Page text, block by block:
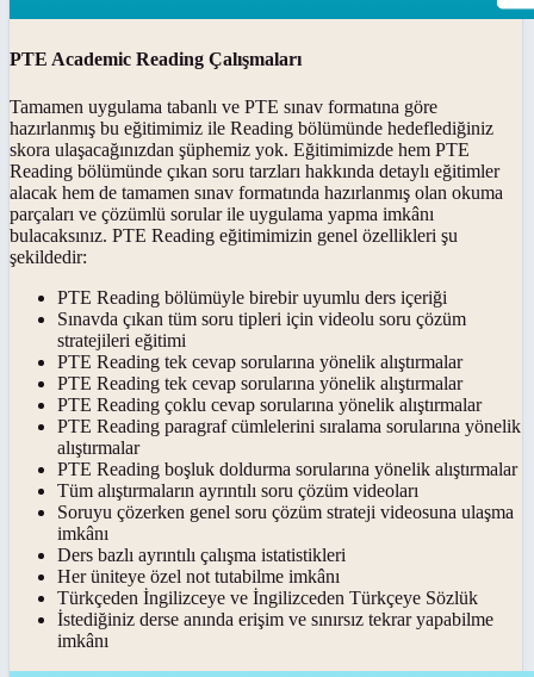
PTE Academic Reading Çalışmaları
Tamamen uygulama tabanlı ve PTE sınav formatına göre
hazırlanmış bu eğitimimiz ile Reading bölümünde hedeflediğiniz
skora ulaşacağınızdan şüphemiz yok. Eğitimimizde hem PTE
Reading bölümünde çıkan soru tarzları hakkında detaylı eğitimler
alacak hem de tamamen sınav formatında hazırlanmış olan okuma
parçaları ve çözümlü sorular ile uygulama yapma imkânı
bulacaksınız. PTE Reading eğitimimizin genel özellikleri şu
şekildedir:
PTE Reading bölümüyle birebir uyumlu ders içeriği
Sınavda çıkan tüm soru tipleri için videolu soru çözüm
stratejileri eğitimi
PTE Reading tek cevap sorularına yönelik alıştırmalar
PTE Reading tek cevap sorularına yönelik alıştırmalar
PTE Reading çoklu cevap sorularına yönelik alıştırmalar
PTE Reading paragraf cümlelerini sıralama sorularına yönelik
alıştırmalar
PTE Reading boşluk doldurma sorularına yönelik alıştırmalar
Tüm alıştırmaların ayrıntılı soru çözüm videoları
Soruyu çözerken genel soru çözüm strateji videosuna ulaşma
imkânı
Ders bazlı ayrıntılı çalışma istatistikleri
Her üniteye özel not tutabilme imkânı
Türkçeden İngilizceye ve İngilizceden Türkçeye Sözlük
İstediğiniz derse anında erişim ve sınırsız tekrar yapabilme
imkânı